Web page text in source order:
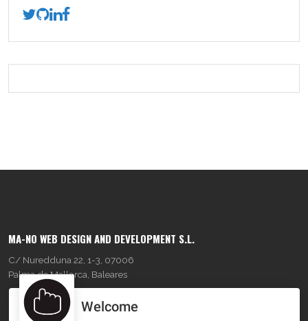
MA-NO WEB DESIGN AND DEVELOPMENT S.L.
C/ Nuredduna 22, 1-3, 07006
Palma de Mallorca, Baleares
OUR COMPANY Welcome